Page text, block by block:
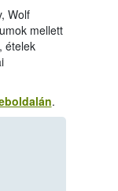
Wolf
mellett
ételek
.